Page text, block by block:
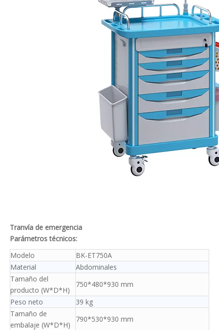
Tranvía de emergencia
Parámetros técnicos:
Modelo
BK-ET750A
Material
Abdominales
Tamaño del
producto (W*D*H)
750*480*930 mm
Peso neto
39 kg
Tamaño de
embalaje (W*D*H)
790*530*930 mm